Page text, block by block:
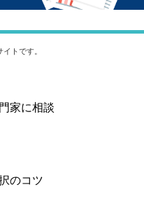
トです。
家に相談
のコツ